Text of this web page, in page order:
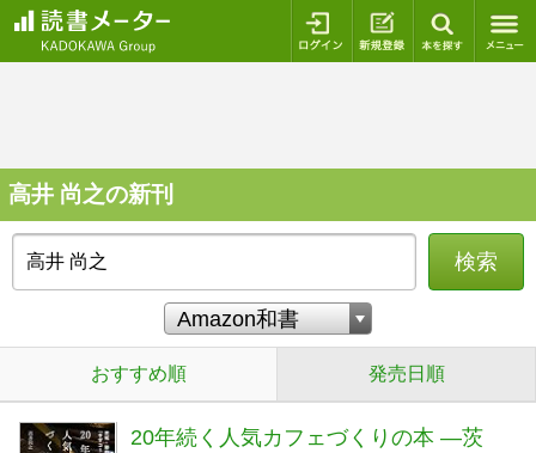
ログイン 新規登録
高井 尚之の新刊
検索
おすすめ順 発売日順
20年続く人気カフェづくりの本 ―茨